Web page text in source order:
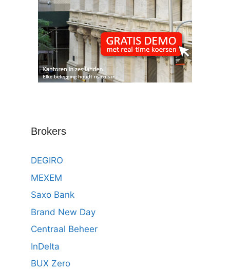
Brokers
DEGIRO
MEXEM
Saxo Bank
Brand New Day
Centraal Beheer
InDelta
BUX Zero